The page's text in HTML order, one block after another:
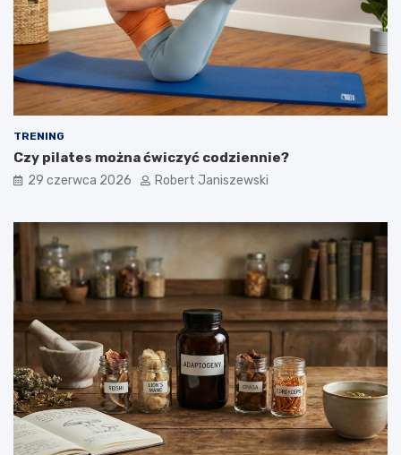
TRENING
Czy pilates można ćwiczyć codziennie?
29 czerwca 2026 Robert Janiszewski